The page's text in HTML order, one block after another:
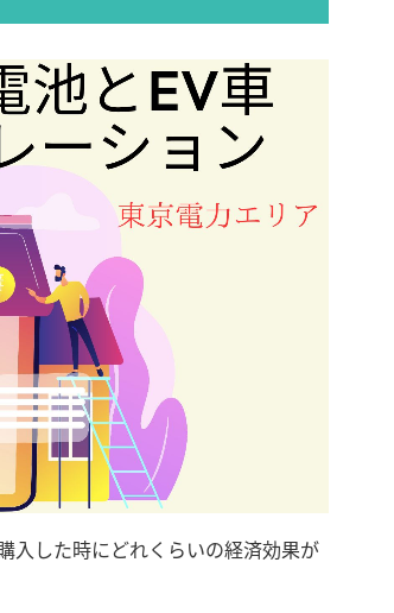
入した時にどれくらいの経済効果が